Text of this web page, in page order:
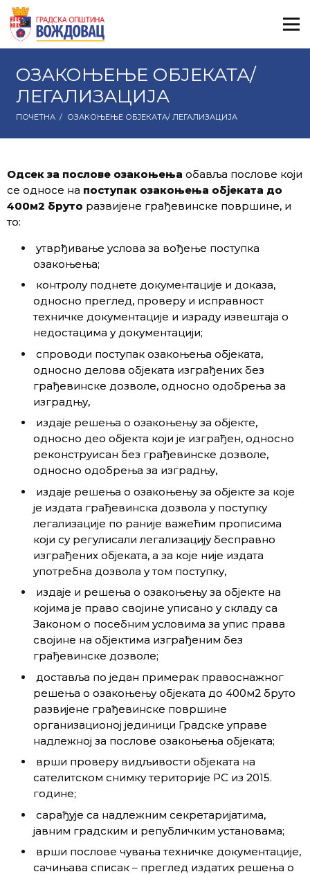
ОЗАКОЊЕЊЕ ОБЈЕКАТА/
ЛЕГАЛИЗАЦИЈА
ПОЧЕТНА / ОЗАКОЊЕЊЕ ОБЈЕКАТА/ ЛЕГАЛИЗАЦИЈА
Одсек за послове озакоњења обавља послове који
се односе на поступак озакоњења објеката до
400м2 бруто развијене грађевинске површине, и
то:
утврђивање услова за вођење поступка
озакоњења;
контролу поднете документације и доказа,
односно преглед, проверу и исправност
техничке документације и израду извештаја о
недостацима у документацији;
спроводи поступак озакоњења објеката,
односно делова објеката изграђених без
грађевинске дозволе, односно одобрења за
изградњу,
издаје решења о озакоњењу за објекте,
односно део објекта који је изграђен, односно
реконструисан без грађевинске дозволе,
односно одобрења за изградњу,
издаје решења о озакоњењу за објекте за које
је издата грађевинска дозвола у поступку
легализације по раније важећим прописима
који су регулисали легализацију бесправно
изграђених објеката, а за које није издата
употребна дозвола у том поступку,
издаје и решења о озакоњењу за објекте на
којима је право својине уписано у складу са
Законом о посебним условима за упис права
својине на објектима изграђеним без
грађевинске дозволе;
доставља по један примерак правоснажног
решења о озакоњењу објеката до 400м2 бруто
развијене грађевинске површине
организационој јединици Градске управе
надлежној за послове озакоњења објеката;
врши проверу видљивости објеката на
сателитском снимку територије РС из 2015.
године;
сарађује са надлежним секретаријатима,
јавним градским и републичким установама;
врши послове чувања техничке документације,
сачињава списак – преглед издатих решења о